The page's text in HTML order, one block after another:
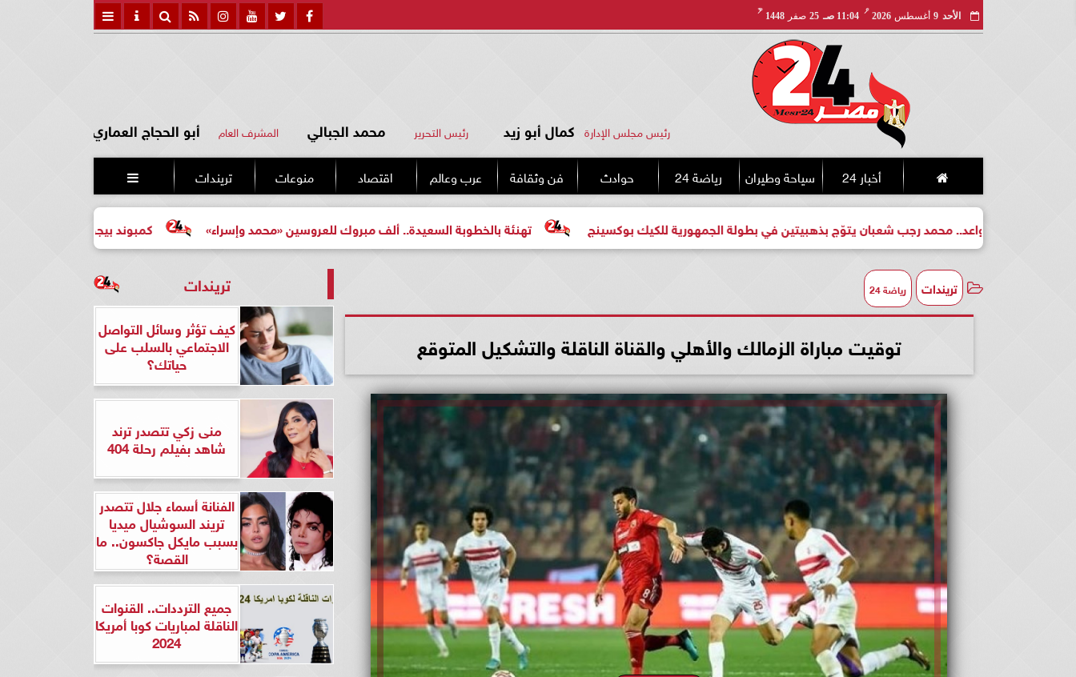
الأحد 9 أغسطس 2026
مـ
11:04 صـ 25 صفر 1448
هـ
رئيس مجلس الإدارة كمال أبو زيد رئيس التحرير محمد الجبالي المشرف العام أبو الحجاج العماري
أخبار 24 سياحة وطيران رياضة 24 حوادث فن وثقافة عرب وعالم اقتصاد منوعات تريندات 
كمبوند بيجونيا: اختيارك الأرقى لحياة أكثر تهنئة بالخطوبة السعيدة.. ألف مبروك للعروسين «محمد وإسراء» واعد.. محمد رجب شعبان يتوّج بذهبيتين في بطولة الجمهورية للكيك بوكسينج
تريندات رياضة 24
توقيت مباراة الزمالك والأهلي والقناة الناقلة والتشكيل المتوقع
تريندات
كيف تؤثر وسائل التواصل
الاجتماعي بالسلب على
حياتك؟
منى زكي تتصدر ترند
شاهد بفيلم رحلة 404
الفنانة أسماء جلال تتصدر
تريند السوشيال ميديا
بسبب مايكل جاكسون.. ما
القصة؟
جميع الترددات.. القنوات
الناقلة لمباريات كوبا أمريكا
2024